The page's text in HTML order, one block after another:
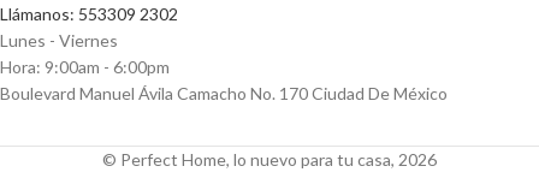
Llámanos: 553309 2302
Lunes - Viernes
Hora: 9:00am - 6:00pm
Boulevard Manuel Ávila Camacho No. 170 Ciudad De México
© Perfect Home, lo nuevo para tu casa, 2026